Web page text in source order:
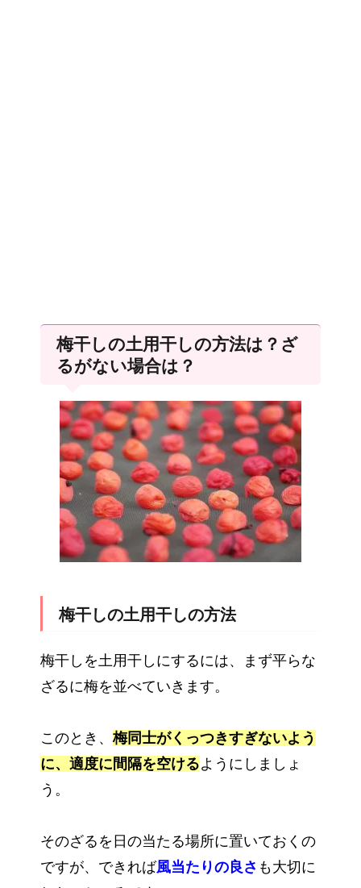
梅干しの土用干しの方法は？ざ
るがない場合は？
梅干しの土用干しの方法
梅干しを土用干しにするには、まず平らな
ざるに梅を並べていきます。
このとき、梅同士がくっつきすぎないよう
に、適度に間隔を空けるようにしましょ
う。
そのざるを日の当たる場所に置いておくの
ですが、できれば風当たりの良さ も大切に